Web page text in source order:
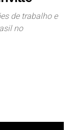
de trabalho e
no